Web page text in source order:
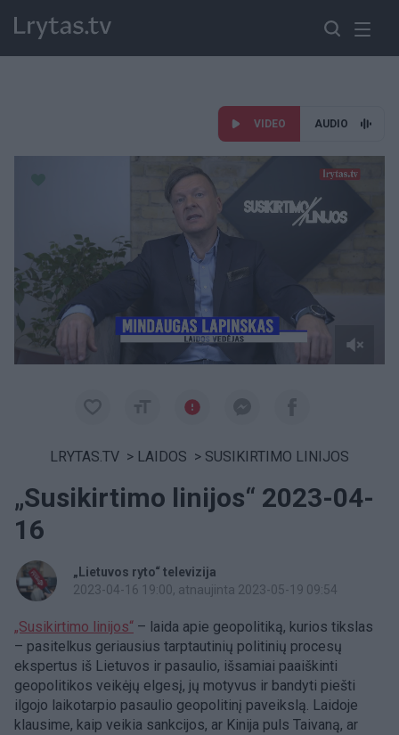
VIDEO AUDIO
LRYTAS.TV > LAIDOS > SUSIKIRTIMO LINIJOS
„Susikirtimo linijos“ 2023-04-
16
„Lietuvos ryto“ televizija
2023-04-16 19:00, atnaujinta 2023-05-19 09:54
„Susikirtimo linijos“ – laida apie geopolitiką, kurios tikslas
– pasitelkus geriausius tarptautinių politinių procesų
ekspertus iš Lietuvos ir pasaulio, išsamiai paaiškinti
geopolitikos veikėjų elgesį, jų motyvus ir bandyti piešti
ilgojo laikotarpio pasaulio geopolitinį paveikslą. Laidoje
klausime, kaip veikia sankcijos, ar Kinija puls Taivaną, ar